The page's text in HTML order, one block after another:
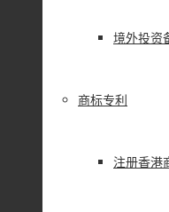
境外投资
商标专利
注册香港